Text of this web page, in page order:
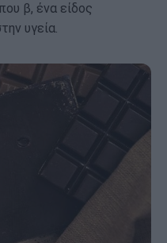
β, ένα είδος
υγεία.